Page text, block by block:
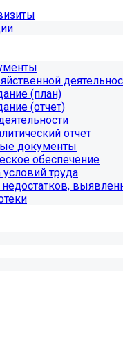
(план)
(отчет)
отчет
документы
обеспечение
труда